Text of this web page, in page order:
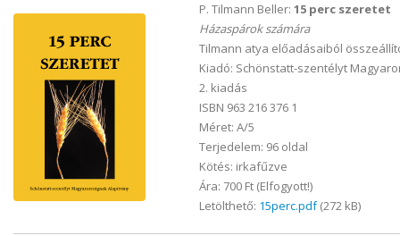
P. Tilmann Beller: 15 perc szeretet
Házaspárok számára
Tilmann atya előadásaiból
Kiadó: Schönstatt-szentélyt
2. kiadás
ISBN 963 216 376 1
Méret: A/5
Terjedelem: 96 oldal
Kötés: irkafűzve
Ára: 700 Ft (Elfogyott!)
Letölthető: 15perc.pdf(272 kB)